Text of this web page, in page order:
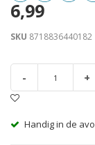
6,99
SKU 8718836440182
- +
Handig in de